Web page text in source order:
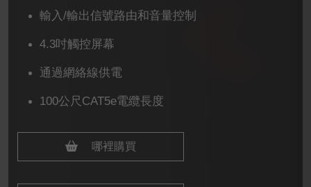
輸入/輸出信號路由和音量控制
4.3吋觸控屏幕
通過網絡線供電
100公尺CAT5e電纜長度
哪裡購買